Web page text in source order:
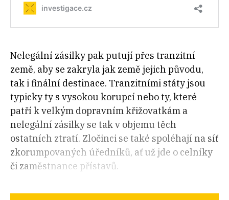
Nelegální zásilky pak putují přes tranzitní
země, aby se zakryla jak země jejich původu,
tak i finální destinace. Tranzitními státy jsou
typicky ty s vysokou korupcí nebo ty, které
patří k velkým dopravním křižovatkám a
nelegální zásilky se tak v objemu těch
ostatních ztratí. Zločinci se také spoléhají na síť
zkorumpovaných úředníků, ať už jde o celníky
či zaměstnance přístavů.